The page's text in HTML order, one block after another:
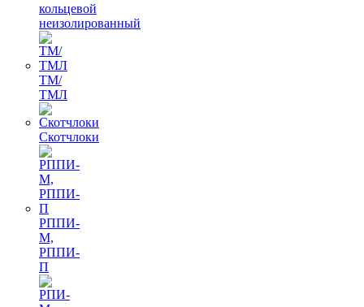
кольцевой
неизолированный
ТМ/
ТМЛ
Скотчлоки
РППИ-
М,
РППИ-
П